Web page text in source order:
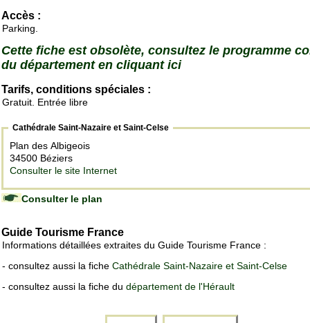
Accès :
Parking.
Cette fiche est obsolète, consultez le programme
du département en cliquant ici
Tarifs, conditions spéciales :
Gratuit. Entrée libre
Cathédrale Saint-Nazaire et Saint-Celse
Plan des Albigeois
34500 Béziers
Consulter le site Internet
Consulter le plan
Guide Tourisme France
Informations détaillées extraites du Guide Tourisme France :
- consultez aussi la fiche Cathédrale Saint-Nazaire et Saint-Celse
- consultez aussi la fiche du département de l'Hérault